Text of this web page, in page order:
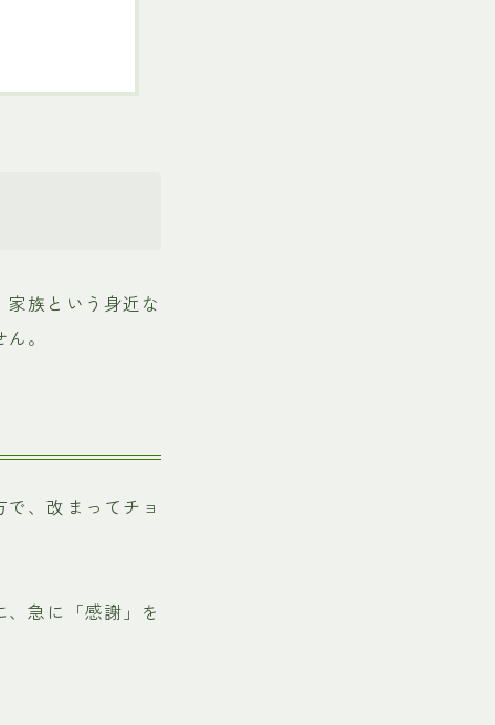
族という身近な
。
、改まってチョ
急に「感謝」を